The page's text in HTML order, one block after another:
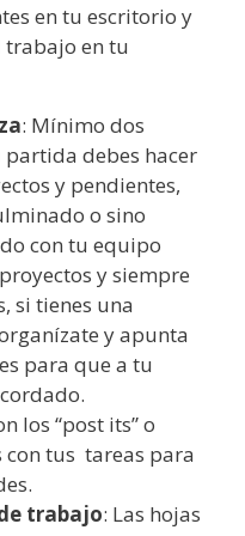
en tu escritorio y
trabajo en tu
: Mínimo dos
partida debes hacer
y pendientes,
o sino
con tu equipo
y siempre
si tienes una
y apunta
para que a tu
los “post its” o
con tus tareas para
trabajo: Las hojas